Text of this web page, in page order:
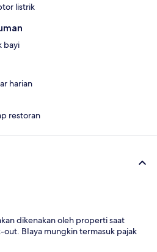
listrik
bayi
harian
restoran
dikenakan oleh properti saat
BIaya mungkin termasuk pajak